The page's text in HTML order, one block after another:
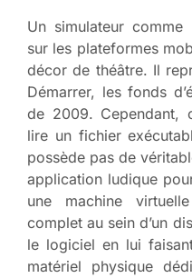
Un simulateur
sur les plateformes
décor de théâtre. Il
Démarrer, les fonds
de 2009. Cependant,
lire un fichier
possède pas de
application ludique
une machine
complet au sein d’un
le logiciel en lui
matériel physique